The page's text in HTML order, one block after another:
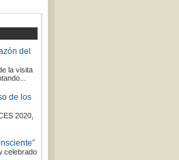
del
la visita
de los
2020,
celebrado